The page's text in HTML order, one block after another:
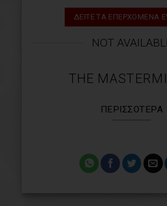
ΔΕΙΤΕ ΤΑ ΕΠΕΡΧΟΜΕΝΑ
NOT
THE
ΠΕΡΙΣΣΌΤΕΡΑ